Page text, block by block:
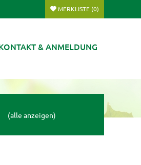
MERKLISTE (0)
& ANMELDUNG
(alle anzeigen)